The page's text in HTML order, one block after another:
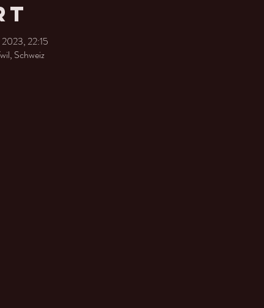
22:15
Schweiz